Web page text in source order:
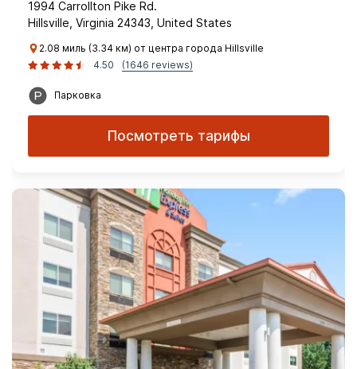
1994 Carrollton Pike Rd.
Hillsville, Virginia 24343, United States
2.08 миль (3.34 км) от центра города Hillsville
4.50
(1646 reviews)
Парковка
Посмотреть тарифы